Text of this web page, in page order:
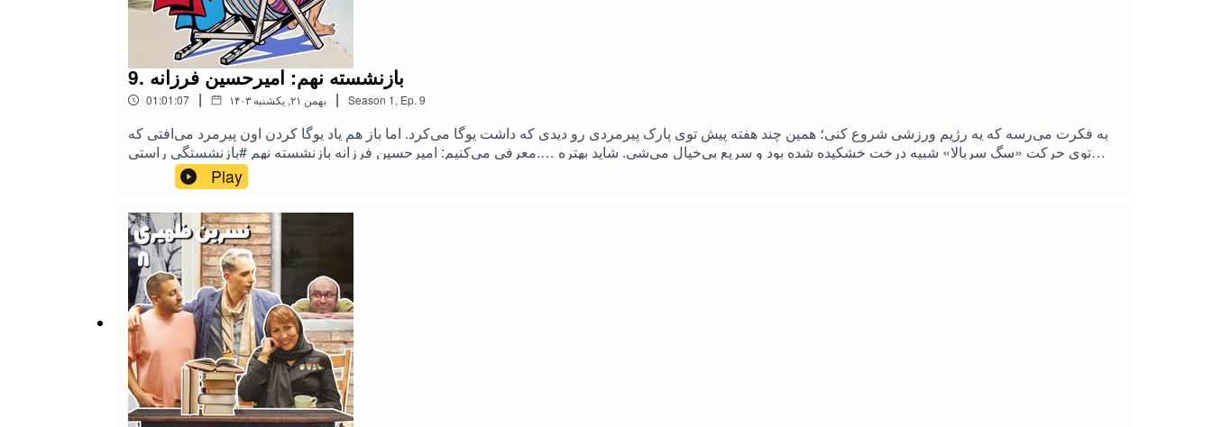
9. بازنشسته نهم: امیرحسین فرزانه
01:01:07 | ۱۴۰۳ بهمن ۲۱, یکشنبه | Season 1, Ep. 9
به فکرت می‌رسه که یه رژیم ورزشی شروع کنی؛ همین چند هفته پیش توی پارک پیرمردی رو دیدی که داشت یوگا می‌کرد. اما باز هم یاد یوگا کردن اون پیرمرد می‌افتی که
توی حرکت «سگ سربالا» شبیه درخت خشکیده شده بود و سریع بی‌خیال می‌شی. شاید بهتره ….معرفی می‌کنیم: امیرحسین فرزانه بازنشسته نهم #بازنشستگی ‌‌راستی
Play